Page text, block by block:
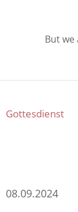
But
Gottesdienst
08.09.2024